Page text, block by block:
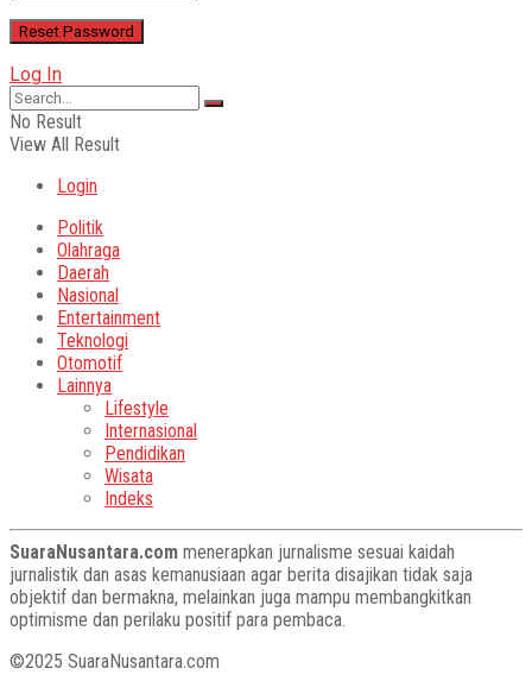
Log In
No Result
View All Result
Login
Politik
Olahraga
Daerah
Nasional
Entertainment
Teknologi
Otomotif
Lainnya
Lifestyle
Internasional
Pendidikan
Wisata
Indeks
SuaraNusantara.com menerapkan jurnalisme sesuai kaidah
jurnalistik dan asas kemanusiaan agar berita disajikan tidak saja
objektif dan bermakna, melainkan juga mampu membangkitkan
optimisme dan perilaku positif para pembaca.
©2025 SuaraNusantara.com